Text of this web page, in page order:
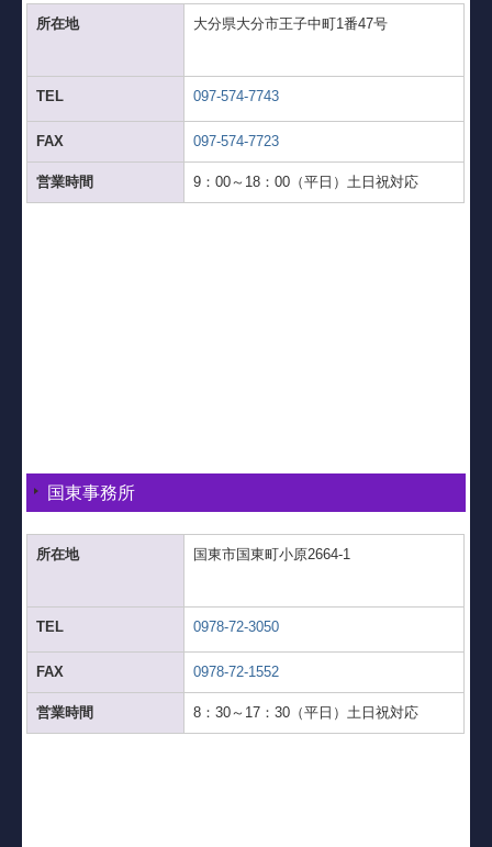
所在地 大分県大分市王子中町1番47号
TEL 097-574-7743
FAX 097-574-7723
営業時間 9：00～18：00（平日）土日祝対応
国東事務所
所在地 国東市国東町小原2664-1
TEL 0978-72-3050
FAX 0978-72-1552
営業時間 8：30～17：30（平日）土日祝対応